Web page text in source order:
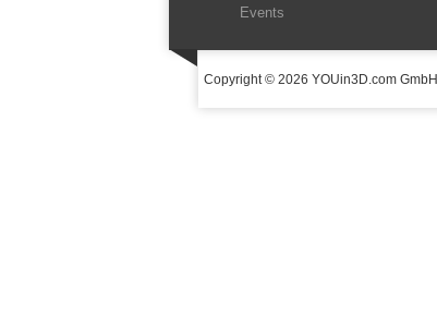
Events
Copyright © 2026 YOUin3D.com GmbH